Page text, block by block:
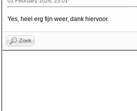
Yes, heel erg fijn weer, dank hiervoor.
Zoek